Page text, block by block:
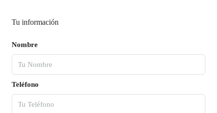
Tu información
Nombre
Teléfono